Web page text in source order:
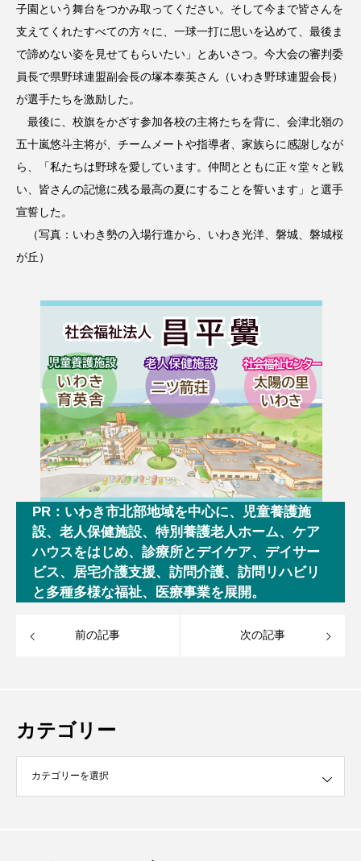
子園という舞台をつかみ取ってください。そして今まで皆さんを
支えてくれたすべての方々に、一球一打に思いを込めて、最後ま
で諦めない姿を見せてもらいたい」とあいさつ。今大会の審判委
員長で県野球連盟副会長の塚本泰英さん（いわき野球連盟会長）
が選手たちを激励した。
最後に、校旗をかざす参加各校の主将たちを背に、会津北嶺の
五十嵐悠斗主将が、チームメートや指導者、家族らに感謝しなが
ら、「私たちは野球を愛しています。仲間とともに正々堂々と戦
い、皆さんの記憶に残る最高の夏にすることを誓います」と選手
宣誓した。
（写真：いわき勢の入場行進から、いわき光洋、磐城、磐城桜
が丘）
PR：いわき市北部地域を中心に、児童養護施
設、老人保健施設、特別養護老人ホーム、ケア
ハウスをはじめ、診療所とデイケア、デイサー
ビス、居宅介護支援、訪問介護、訪問リハビリ
と多種多様な福祉、医療事業を展開。
前の記事 次の記事
カテゴリー